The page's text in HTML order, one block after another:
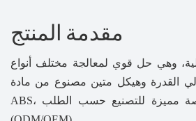
مقدمة المنتج
وهي حل قوي لمعالجة مختلف أنواع
القدرة وهيكل متين مصنوع من مادة
ABS، مصمم لتقديم نتائج احترافية مع سهولة الاستخدام، مما يوفر فرصة مميزة للتصنيع حسب الطلب